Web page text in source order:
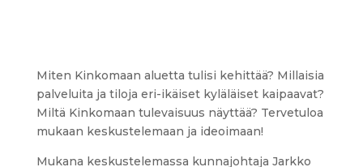
Miten Kinkomaan aluetta tulisi kehittää? Millaisia
palveluita ja tiloja eri-ikäiset kyläläiset kaipaavat?
Miltä Kinkomaan tulevaisuus näyttää? Tervetuloa
mukaan keskustelemaan ja ideoimaan!
Mukana keskustelemassa kunnajohtaja Jarkko